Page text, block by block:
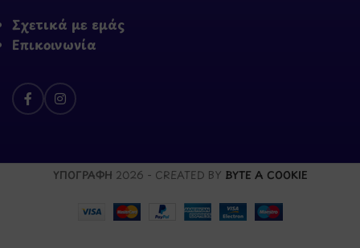
Σχετικά με εμάς
Επικοινωνία
ΥΠΟΓΡΑΦΗ 2026 - CREATED BY BYTE A COOKIE